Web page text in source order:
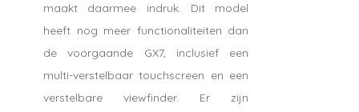
maakt daarmee indruk. Dit model
heeft nog meer functionaliteiten dan
de voorgaande GX7, inclusief een
multi-verstelbaar touchscreen en een
verstelbare viewfinder. Er zijn